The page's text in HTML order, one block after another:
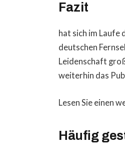
Fazit
hat sich im
deutschen
Leidenschaft
weiterhin das
Lesen Sie einen
Häufig